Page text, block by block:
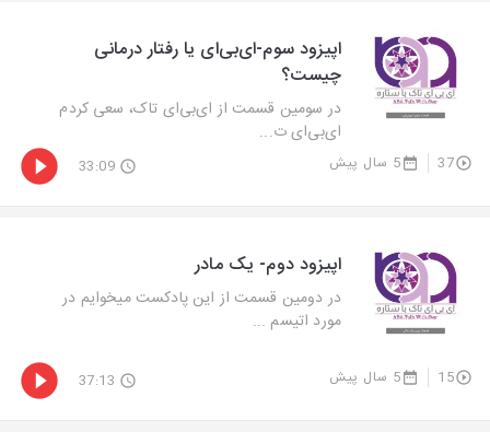
اپیزود سوم-ای‌بی‌ای یا رفتار درمانی
چیست؟
در سومین قسمت از ای‌بی‌ای تاک، سعی کردم
ای‌بی‌ای ت...
37 5 سال پیش 33:09
اپیزود دوم- یک مادر
در دومین قسمت از این پادکست میخوایم در
مورد اتیسم ...
15 5 سال پیش 37:13